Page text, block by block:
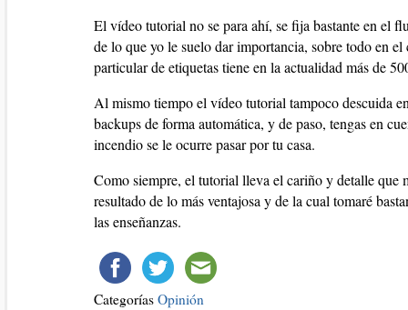
El vídeo tutorial no se para ahí, se fija bastante en el
de lo que yo le suelo dar importancia, sobre todo en
particular de etiquetas tiene en la actualidad más de
Al mismo tiempo el vídeo tutorial tampoco descuida
backups de forma automática, y de paso, tengas en
incendio se le ocurre pasar por tu casa.
Como siempre, el tutorial lleva el cariño y detalle que
resultado de lo más ventajosa y de la cual tomaré
las enseñanzas.
Categorías Opinión